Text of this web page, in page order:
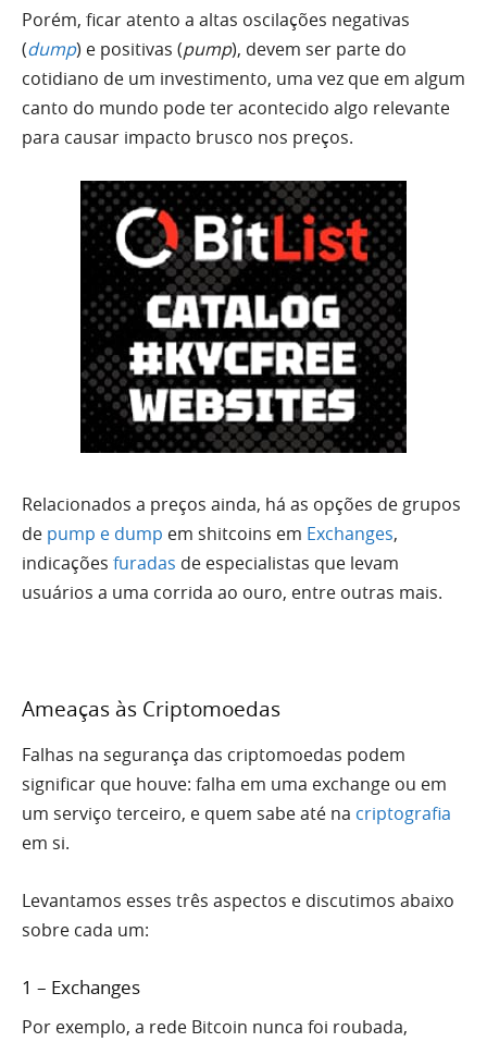
Porém, ficar atento a altas oscilações negativas
(dump) e positivas (pump), devem ser parte do
cotidiano de um investimento, uma vez que em algum
canto do mundo pode ter acontecido algo relevante
para causar impacto brusco nos preços.
Relacionados a preços ainda, há as opções de grupos
de pump e dump em shitcoins em Exchanges,
indicações furadas de especialistas que levam
usuários a uma corrida ao ouro, entre outras mais.
Ameaças às Criptomoedas
Falhas na segurança das criptomoedas podem
significar que houve: falha em uma exchange ou em
um serviço terceiro, e quem sabe até na criptografia
em si.
Levantamos esses três aspectos e discutimos abaixo
sobre cada um:
1 – Exchanges
Por exemplo, a rede Bitcoin nunca foi roubada,